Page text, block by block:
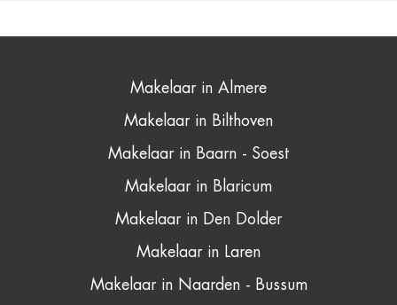
Makelaar in Almere
Makelaar in Bilthoven
Makelaar in Baarn - Soest
Makelaar in Blaricum
Makelaar in Den Dolder
Makelaar in Laren
Makelaar in Naarden - Bussum